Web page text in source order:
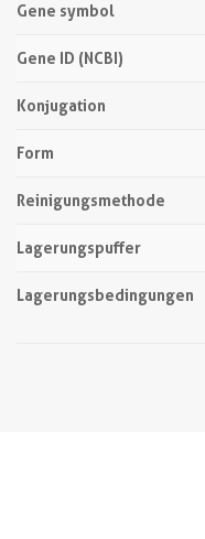
Gene symbol
Gene ID (NCBI)
Konjugation
Form
Reinigungsmethode
Lagerungspuffer
Lagerungsbedingungen